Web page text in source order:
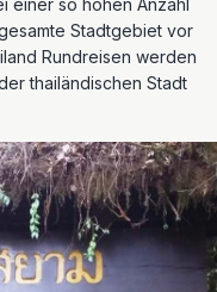
Stadtgebiet vor
Rundreisen werden
thailändischen Stadt